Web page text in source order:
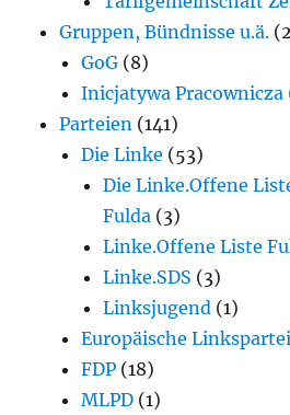
Gruppen, Bündnisse u.ä.
GoG (8)
Inicjatywa Pracownicza
Parteien (141)
Die Linke (53)
Die Linke.Offene
Fulda (3)
Linke.Offene Liste
Linke.SDS (3)
Linksjugend (1)
Europäische Linkspartei
FDP (18)
MLPD (1)